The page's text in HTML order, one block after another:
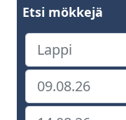
Etsi mökkejä